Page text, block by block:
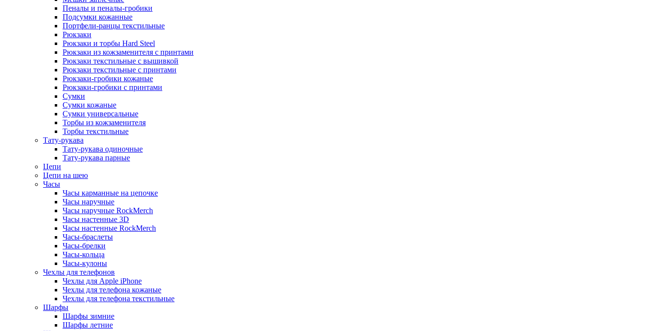
Пеналы и пеналы-гробики
Подсумки кожанные
Портфели-ранцы текстильные
Рюкзаки
Рюкзаки и торбы Hard Steel
Рюкзаки из кожзаменителя с принтами
Рюкзаки текстильные с вышивкой
Рюкзаки текстильные с принтами
Рюкзаки-гробики кожаные
Рюкзаки-гробики с принтами
Сумки
Сумки кожаные
Сумки универсальные
Торбы из кожзаменителя
Торбы текстильные
Тату-рукава
Тату-рукава одиночные
Тату-рукава парные
Цепи
Цепи на шею
Часы
Часы карманные на цепочке
Часы наручные
Часы наручные RockMerch
Часы настенные 3D
Часы настенные RockMerch
Часы-браслеты
Часы-брелки
Часы-кольца
Часы-кулоны
Чехлы для телефонов
Чехлы для Apple iPhone
Чехлы для телефона кожаные
Чехлы для телефона текстильные
Шарфы
Шарфы зимние
Шарфы летние